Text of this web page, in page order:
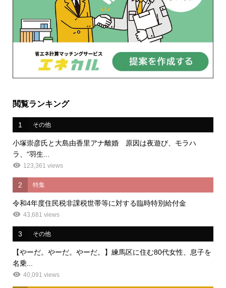
閲覧ランキング
1 その他
小塚崇彦氏と大島由香里アナ離婚 原因は夜遊び、モラハ
ラ、“羽生...
123,361 views
2 特集
令和4年度住民税非課税世帯等に対する臨時特別給付金
43,681 views
3 その他
【やーだ。やーだ。やーだ。】練馬区に住む80代女性、息子を
名乗...
40,091 views